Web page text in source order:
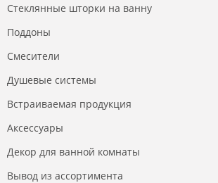
Стеклянные шторки на ванну
Поддоны
Смесители
Душевые системы
Встраиваемая продукция
Аксессуары
Декор для ванной комнаты
Вывод из ассортимента